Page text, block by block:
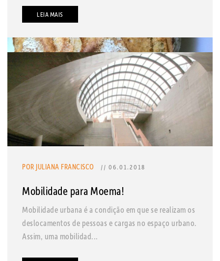
LEIA MAIS
POR JULIANA FRANCISCO // 06.01.2018
Mobilidade para Moema!
Mobilidade urbana é a condição em que se realizam os
deslocamentos de pessoas e cargas no espaço urbano.
Assim, uma mobilidad...